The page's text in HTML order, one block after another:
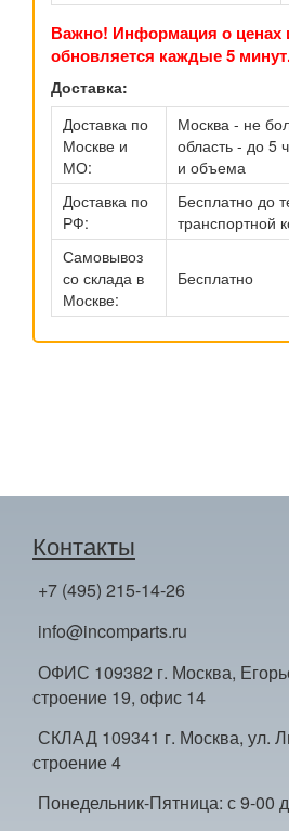
Важно! Информация о ценах
обновляется каждые 5
Доставка:
Доставка по
Москве и
МО:
Москва - не
область - до 5
и объема
Доставка по
РФ:
Бесплатно до
транспортной
Самовывоз
со склада в
Москве:
Бесплатно
Контакты
+7 (495) 215-14-26
info@incomparts.ru
ОФИС 109382 г. Москва,
строение 19, офис 14
СКЛАД 109341 г. Москва, ул.
строение 4
Понедельник-Пятница: с 9-00